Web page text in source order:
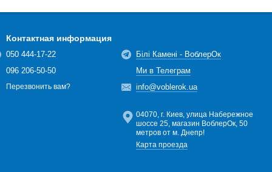
Контактная информация
050 444-17-22
096 206-50-50
Перезвонить вам?
Білі Камені - ВоблерОк
Ми в Телеграм
info@voblerok.ua
04070, г. Киев, улица Набережное
шоссе 25, магазин ВоблерОк, 50
метров от м. Днепр!
Карта проезда